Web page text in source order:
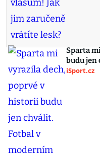
Sparta
budu jen
iSport.cz